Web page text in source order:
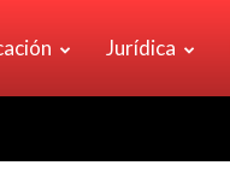
Jurídica